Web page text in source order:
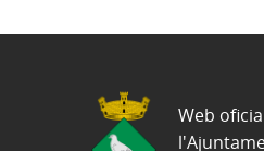
Web